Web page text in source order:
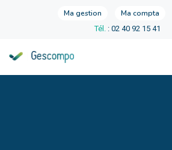
Ma gestion Ma compta
Tél. : 02 40 92 15 41